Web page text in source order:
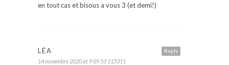
en tout cas et bisous a vous 3 (et demi!)
Reply
LÉA
14 novembre 2020 at 9 09 53 115311